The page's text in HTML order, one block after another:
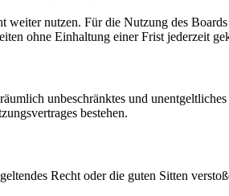
nutzen. Für die Nutzung des
ohne Einhaltung einer Frist jederzeit
unbeschränktes und
bestehen.
Recht oder die guten Sitten